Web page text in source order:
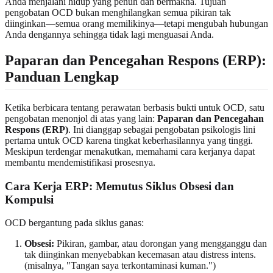
pengobatan OCD bukan menghilangkan semua pikiran tak
diinginkan—semua orang memilikinya—tetapi mengubah hubungan
Anda dengannya sehingga tidak lagi menguasai Anda.
Paparan dan Pencegahan Respons (ERP):
Panduan Lengkap
Ketika berbicara tentang perawatan berbasis bukti untuk OCD, satu
pengobatan menonjol di atas yang lain: Paparan dan Pencegahan
Respons (ERP). Ini dianggap sebagai pengobatan psikologis lini
pertama untuk OCD karena tingkat keberhasilannya yang tinggi.
Meskipun terdengar menakutkan, memahami cara kerjanya dapat
membantu mendemistifikasi prosesnya.
Cara Kerja ERP: Memutus Siklus Obsesi dan
Kompulsi
OCD bergantung pada siklus ganas:
Obsesi: Pikiran, gambar, atau dorongan yang mengganggu dan
tak diinginkan menyebabkan kecemasan atau distress intens.
(misalnya, "Tangan saya terkontaminasi kuman.")